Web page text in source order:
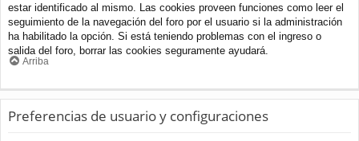
estar identificado al mismo. Las cookies proveen funciones como leer el
seguimiento de la navegación del foro por el usuario si la administración
ha habilitado la opción. Si está teniendo problemas con el ingreso o
salida del foro, borrar las cookies seguramente ayudará.
Arriba
Preferencias de usuario y configuraciones